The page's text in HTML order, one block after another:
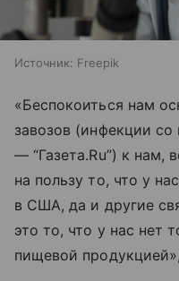
Источник: Freepik
«Беспокоиться нам
завозов (инфекции
— “Газета.Ru”) к нам,
на пользу то, что у
в США, да и другие
это то, что у нас нет
пищевой